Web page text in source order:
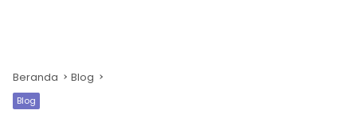
Beranda Blog
Blog